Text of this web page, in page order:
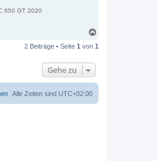
650 GT 2020
c
2 Beiträge • Seite 1 von 1
Gehe zu
Alle Zeiten sind UTC+02:00